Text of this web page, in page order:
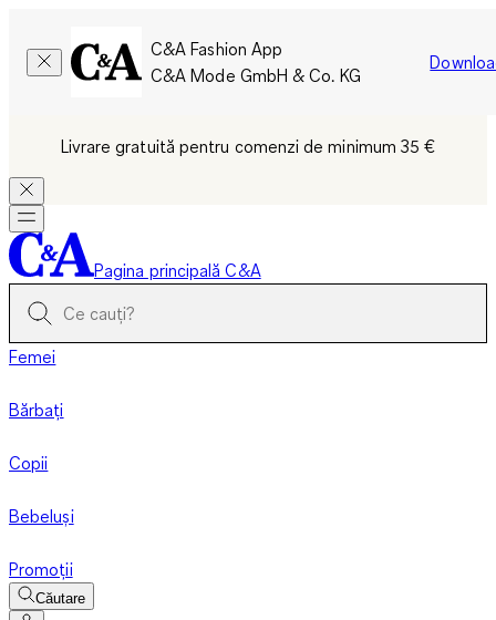
C&A Fashion App
C&A Mode GmbH & Co. KG
Livrare gratuită pentru comenzi de minimum 35 €
Pagina principală C&A
Femei
Bărbați
Copii
Bebeluși
Promoții
Căutare